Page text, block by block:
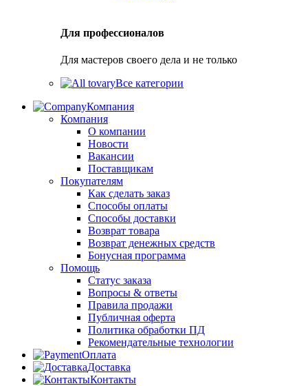
Для профессионалов
Для мастеров своего дела и не только
Все категории
Компания
Компания
О компании
Новости
Вакансии
Поставщикам
Покупателям
Как сделать заказ
Способы оплаты
Способы доставки
Возврат товара
Возврат денежных средств
Бонусная программа
Помощь
Статус заказа
Вопросы & ответы
Правила продажи
Публичная оферта
Политика обработки ПД
Рекомендательные технологии
Оплата
Доставка
Контакты